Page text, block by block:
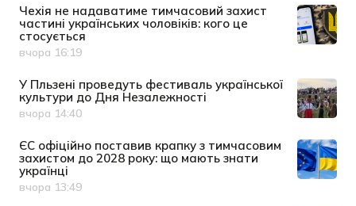
Чехія не надаватиме тимчасовий захист
частині українських чоловіків: кого це
стосується
Дата публікації
вчора 16:19
У Пльзені проведуть фестиваль української
культури до Дня Незалежності
Дата публікації
вчора 14:40
ЄС офіційно поставив крапку з тимчасовим
захистом до 2028 року: що мають знати
українці
Дата публікації
вчора 13:49